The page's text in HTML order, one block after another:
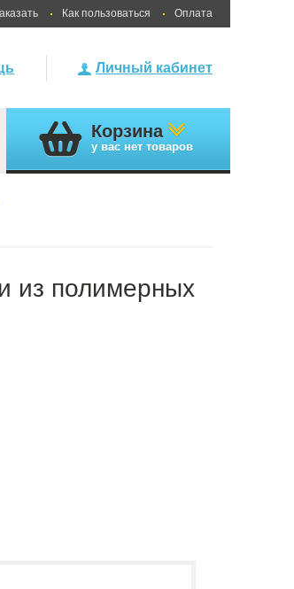
Как пользоваться Оплата
Личный кабинет
Корзина
у вас нет товаров
из полимерных